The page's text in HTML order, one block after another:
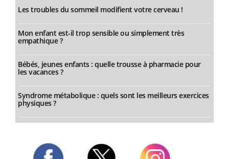
Les troubles du sommeil modifient votre cerveau !
Mon enfant est-il trop sensible ou simplement très
empathique ?
Bébés, jeunes enfants : quelle trousse à pharmacie pour
les vacances ?
Syndrome métabolique : quels sont les meilleurs exercices
physiques ?